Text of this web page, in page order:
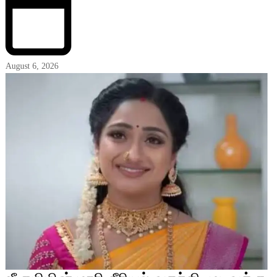
August 6, 2026